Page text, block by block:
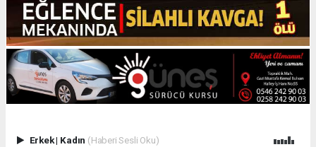
Erkek| Kadın (Haberi Sesli Oku)